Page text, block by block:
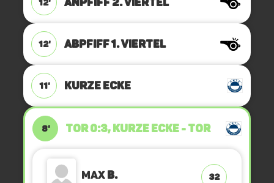
12' ANPFIFF 2. Viertel
12' ABPFIFF 1. Viertel
11' KURZE ECKE
8' TOR 0:3, KURZE ECKE - TOR
MaxB. 32